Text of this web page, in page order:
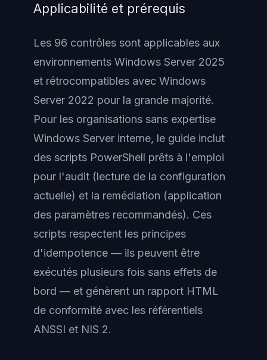
Applicabilité et prérequis
Les 96 contrôles sont applicables aux
environnements Windows Server 2025
et rétrocompatibles avec Windows
Server 2022 pour la grande majorité.
Pour les organisations sans expertise
Windows Server interne, le guide inclut
des scripts PowerShell prêts à l'emploi
pour l'audit (lecture de la configuration
actuelle) et la remédiation (application
des paramètres recommandés). Ces
scripts respectent les principes
d'idempotence — ils peuvent être
exécutés plusieurs fois sans effets de
bord — et génèrent un rapport HTML
de conformité avec les référentiels
ANSSI et NIS 2.